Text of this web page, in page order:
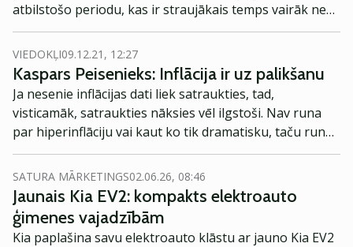
atbilstošo periodu, kas ir straujākais temps vairāk nekā
desmit gadu laikā. Tas norāda, ka inflācija nav īslaicīga
un turpināsies arī nākamgad, vēsta Bloomberg.
VIEDOKĻI09.12.21, 12:27
Kaspars Peisenieks: Inflācija ir uz palikšanu
Ja nesenie inflācijas dati liek satraukties, tad,
visticamāk, satraukties nāksies vēl ilgstoši. Nav runa
par hiperinflāciju vai kaut ko tik dramatisku, taču runa
ir par salīdzinoši augstu inflāciju ilgāk nekā tikai daži
mēneši vai ceturkšņi.
SATURA MĀRKETINGS02.06.26, 08:46
Jaunais Kia EV2: kompakts elektroauto
ģimenes vajadzībām
Kia paplašina savu elektroauto klāstu ar jauno Kia EV2